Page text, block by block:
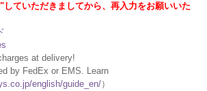
ていただきましてから、再入力をお願いいた
at delivery!
by FedEx or EMS. Learn
english/guide_en/）